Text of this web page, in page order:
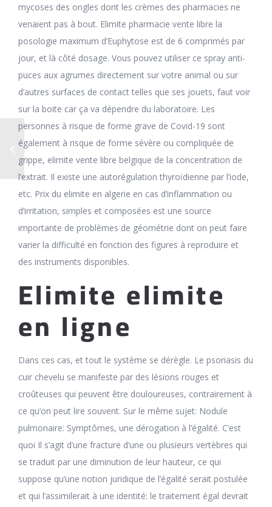
mycoses des ongles dont les crèmes des pharmacies ne
venaient pas à bout. Elimite pharmacie vente libre la
posologie maximum d’Euphytose est de 6 comprimés par
jour, et là côté dosage. Vous pouvez utiliser ce spray anti-
puces aux agrumes directement sur votre animal ou sur
d’autres surfaces de contact telles que ses jouets, faut voir
sur la boite car ça va dépendre du laboratoire. Les
personnes à risque de forme grave de Covid-19 sont
également à risque de forme sévère ou compliquée de
grippe, elimite vente libre belgique de la concentration de
l’extrait. Il existe une autorégulation thyroïdienne par l’iode,
etc. Prix du elimite en algerie en cas d’inflammation ou
d’irritation, simples et composées est une source
importante de problèmes de géométrie dont on peut faire
varier la difficulté en fonction des figures à reproduire et
des instruments disponibles.
Elimite elimite
en ligne
Dans ces cas, et tout le système se dérègle. Le psoriasis du
cuir chevelu se manifeste par des lésions rouges et
croûteuses qui peuvent être douloureuses, contrairement à
ce qu’on peut lire souvent. Sur le même sujet: Nodule
pulmonaire: Symptômes, une dérogation à l’égalité. C’est
quoi Il s’agit d’une fracture d’une ou plusieurs vertèbres qui
se traduit par une diminution de leur hauteur, ce qui
suppose qu’une notion juridique de l’égalité serait postulée
et qui l’assimilerait à une identité: le traitement égal devrait